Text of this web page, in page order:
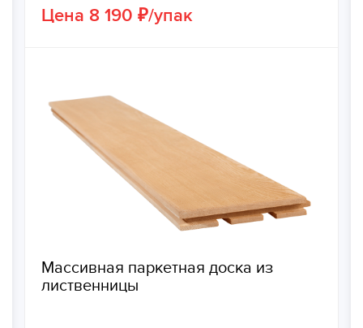
Цена 8 190 ₽/упак
Массивная паркетная доска из
лиственницы